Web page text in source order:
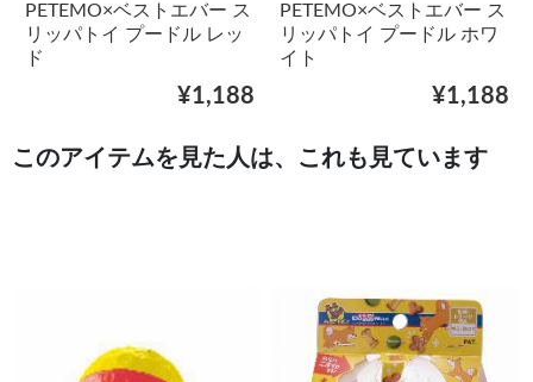
PETEMO×ベストエバー ス
リッパトイ プードル レッ
ド
¥1,188
PETEMO×ベストエバー ス
リッパトイ プードル ホワ
イト
¥1,188
このアイテムを見た人は、これも見ています